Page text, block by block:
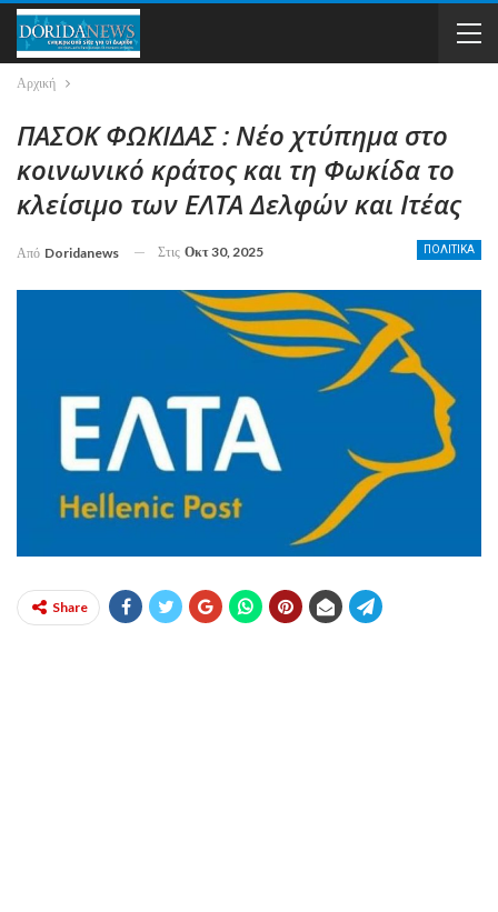
Αρχική
ΠΑΣΟΚ ΦΩΚΙΔΑΣ : Νέο χτύπημα στο
κοινωνικό κράτος και τη Φωκίδα το
κλείσιμο των ΕΛΤΑ Δελφών και Ιτέας
ΠΟΛΙΤΙΚΑ
Από Doridanews Στις Οκτ 30, 2025
Share